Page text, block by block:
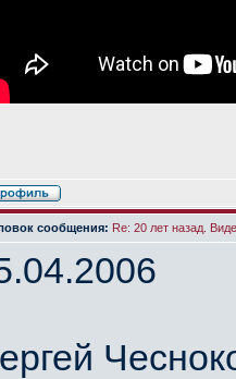
сообщения: Re: 20 лет назад.